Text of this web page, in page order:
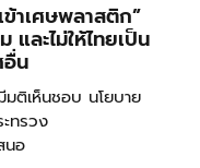
าเศษพลาสติก”
ละไม่ให้ไทยเป็น
อื่น
ติเห็นชอบ นโยบาย
ทรวง
นอ